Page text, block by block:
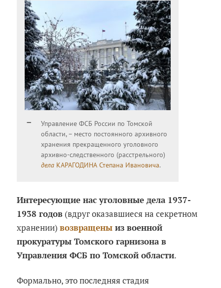
Управление ФСБ России по Томской
области, – место постоянного архивного
хранения прекращенного уголовного
архивно-следственного (расстрельного)
дела КАРАГОДИНА Степана Ивановича.
Интересующие нас уголовные дела 1937-
1938 годов (вдруг оказавшиеся на секретном
хранении)возвращены из военной
прокуратуры Томского гарнизона в
Управления ФСБ по Томской области.
Формально, это последняя стадия